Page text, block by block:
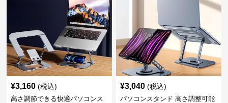
¥3,160 (税込)
高さ調節できる快適パソコンス
¥3,040 (税込)
パソコンスタンド 高さ調整可能